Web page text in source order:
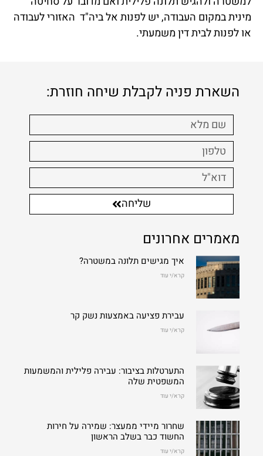
מינית במקום העבודה, יש לפנות אל ביה"ד האזורי לעבודה
או לפנות לבית דין משמעתי.
השארת פניה לקבלת שיחה חוזרת:
שליחה
מאמרים אחרונים
איך מגישים תלונה במשטרה?
קרא/י עוד
עבירת פציעה באמצעות נשק קר
קרא/י עוד
התערטלות בציבור: עבירה פלילית והמשמעות
המשפטית שלה
קרא/י עוד
שחרור מיידי ממעצר: שמירה על חירות
החשוד כבר בשלב הראשון
קרא/י עוד